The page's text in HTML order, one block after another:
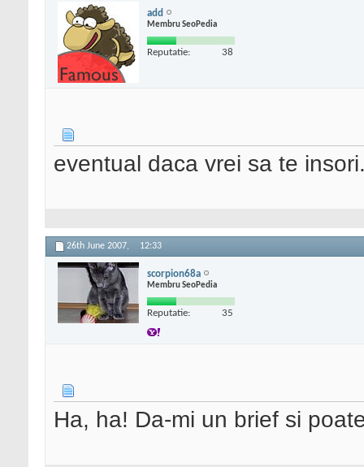
add
Membru SeoPedia
Reputatie: 38
eventual daca vrei sa te
26th June 2007, 12:33
scorpion68a
Membru SeoPedia
Reputatie: 35
Ha, ha! Da-mi un brief si